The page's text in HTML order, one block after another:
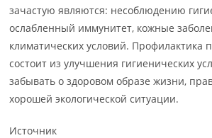
зачастую являются: несоблюдению
ослабленный иммунитет, кожные
климатических условий. Профилактика
состоит из улучшения гигиенических
забывать о здоровом образе жизни,
хорошей экологической ситуации.
Источник